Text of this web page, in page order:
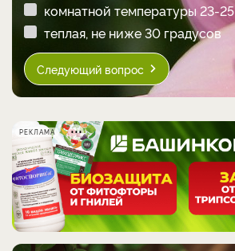
комнатной температуры 23-25
теплая, не ниже 30 градусов
Следующий вопрос
РЕКЛАМА